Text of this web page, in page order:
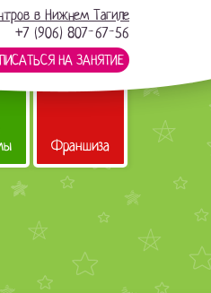
в Нижнем Тагиле
+7 (906) 807-67-56
НА ЗАНЯТИЕ
Франшиза